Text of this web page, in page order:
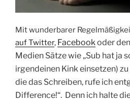
Mit wunderbarer
auf Twitter, Facebook oder
Medien Sätze wie „Sub hat ja
irgendeinen Kink einsetzen) zu
die das Schreiben, rufe ich
Difference!“. Denn ich halte